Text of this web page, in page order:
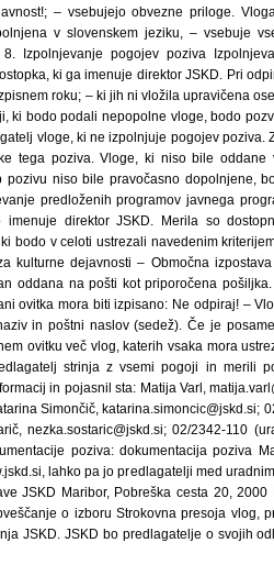
– vsebujejo obvezne priloge.
v slovenskem jeziku, – vsebuje
Izpolnjevanje pogojev poziva
ki ga imenuje direktor JSKD. Pri
roku; – ki jih ni vložila upravičena
ki bodo podali nepopolne vloge, bodo
vloge, ki ne izpolnjuje pogojev
tega poziva. Vloge, ki niso bile
pozivu niso bile pravočasno dopolnjene,
predloženih programov javnega
imenuje direktor JSKD. Merila so
bodo v celoti ustrezali navedenim
kulturne dejavnosti – Območna
oddana na pošti kot priporočena
ovitka mora biti izpisano: Ne odpiraj! –
in poštni naslov (sedež). Če je
ovitku več vlog, katerih vsaka mora
strinja z vsemi pogoji in merili
in pojasnil sta: Matija Varl,
Simončič, katarina.simoncic@jskd.si;
nezka.sostaric@jskd.si; 02/2342-110
poziva: dokumentacija poziva
lahko pa jo predlagatelji med
JSKD Maribor, Pobreška cesta 20,
o izboru Strokovna presoja vlog,
JSKD. JSKD bo predlagatelje o svojih